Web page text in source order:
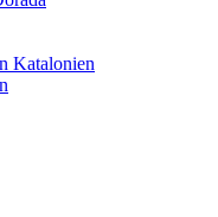
Katalonien